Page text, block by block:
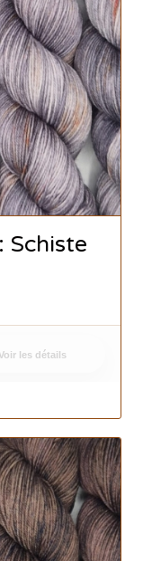
Schiste
les détails